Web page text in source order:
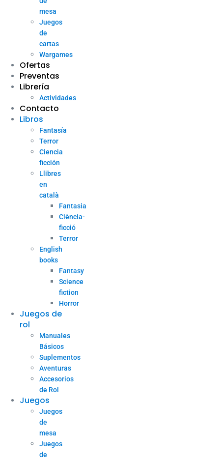
mesa
Juegos
de
cartas
Wargames
Ofertas
Preventas
Librería
Actividades
Contacto
Libros
Fantasía
Terror
Ciencia
ficción
Llibres
en
català
Fantasia
Ciència-
ficció
Terror
English
books
Fantasy
Science
fiction
Horror
Juegos de
rol
Manuales
Básicos
Suplementos
Aventuras
Accesorios
de Rol
Juegos
Juegos
de
mesa
Juegos
de